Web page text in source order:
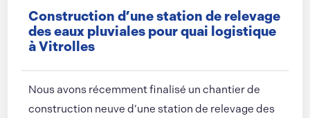
Construction d’une station de relevage
des eaux pluviales pour quai logistique
à Vitrolles
Nous avons récemment finalisé un chantier de
construction neuve d’une station de relevage des